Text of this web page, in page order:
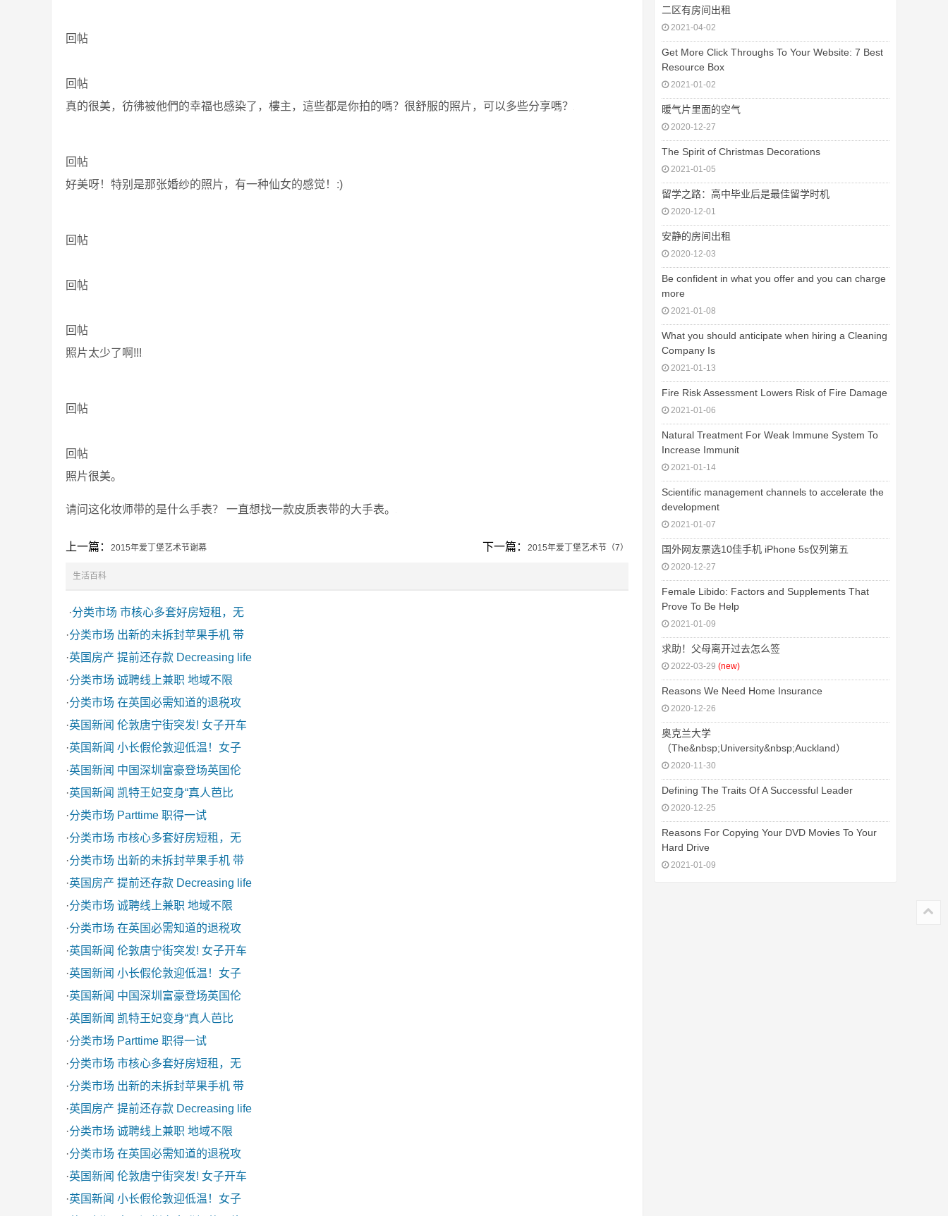
回帖
回帖
真的很美，彷彿被他們的幸福也感染了，樓主，這些都是你拍的嗎？很舒服的照片，可以多些分享嗎？
回帖
好美呀！特别是那张婚纱的照片，有一种仙女的感觉！:)
回帖
回帖
回帖
照片太少了啊!!!
回帖
回帖
照片很美。
请问这化妆师带的是什么手表？ 一直想找一款皮质表带的大手表。
上一篇： 2015年爱丁堡艺术节谢幕 下一篇： 2015年爱丁堡艺术节（7）
生活百科
·分类市场 市核心多套好房短租，无
·分类市场 出新的未拆封苹果手机 带
·英国房产 提前还存款 Decreasing life
·分类市场 诚聘线上兼职 地域不限
·分类市场 在英国必需知道的退税攻
·英国新闻 伦敦唐宁街突发! 女子开车
·英国新闻 小长假伦敦迎低温！女子
·英国新闻 中国深圳富豪登场英国伦
·英国新闻 凯特王妃变身“真人芭比
·分类市场 Parttime 职得一试
·分类市场 市核心多套好房短租，无
·分类市场 出新的未拆封苹果手机 带
·英国房产 提前还存款 Decreasing life
·分类市场 诚聘线上兼职 地域不限
·分类市场 在英国必需知道的退税攻
·英国新闻 伦敦唐宁街突发! 女子开车
·英国新闻 小长假伦敦迎低温！女子
·英国新闻 中国深圳富豪登场英国伦
·英国新闻 凯特王妃变身“真人芭比
·分类市场 Parttime 职得一试
·分类市场 市核心多套好房短租，无
·分类市场 出新的未拆封苹果手机 带
·英国房产 提前还存款 Decreasing life
·分类市场 诚聘线上兼职 地域不限
·分类市场 在英国必需知道的退税攻
·英国新闻 伦敦唐宁街突发! 女子开车
·英国新闻 小长假伦敦迎低温！女子
二区有房间出租
2021-04-02
Get More Click Throughs To Your Website: 7 Best
Resource Box
2021-01-02
暖气片里面的空气
2020-12-27
The Spirit of Christmas Decorations
2021-01-05
留学之路：高中毕业后是最佳留学时机
2020-12-01
安静的房间出租
2020-12-03
Be confident in what you offer and you can charge
more
2021-01-08
What you should anticipate when hiring a Cleaning
Company Is
2021-01-13
Fire Risk Assessment Lowers Risk of Fire Damage
2021-01-06
Natural Treatment For Weak Immune System To
Increase Immunit
2021-01-14
Scientific management channels to accelerate the
development
2021-01-07
国外网友票选10佳手机 iPhone 5s仅列第五
2020-12-27
Female Libido: Factors and Supplements That
Prove To Be Help
2021-01-09
求助！父母离开过去怎么签
2022-03-29 (new)
Reasons We Need Home Insurance
2020-12-26
奥克兰大学
（The&nbsp;University&nbsp;Auckland）
2020-11-30
Defining The Traits Of A Successful Leader
2020-12-25
Reasons For Copying Your DVD Movies To Your
Hard Drive
2021-01-09